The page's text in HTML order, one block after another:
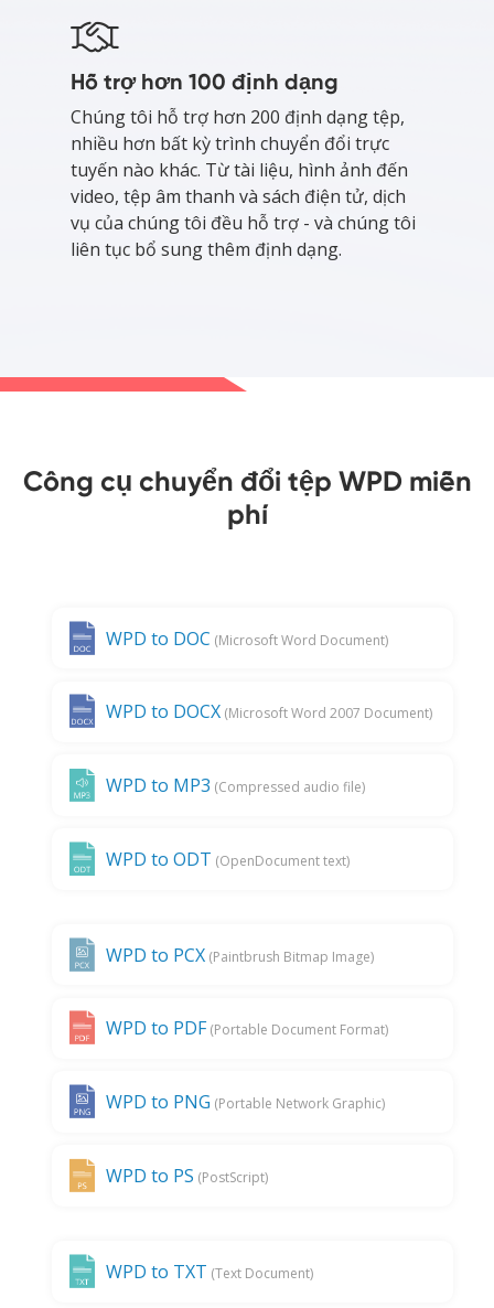
Hỗ trợ hơn 100 định dạng
Chúng tôi hỗ trợ hơn 200 định dạng tệp,
nhiều hơn bất kỳ trình chuyển đổi trực
tuyến nào khác. Từ tài liệu, hình ảnh đến
video, tệp âm thanh và sách điện tử, dịch
vụ của chúng tôi đều hỗ trợ - và chúng tôi
liên tục bổ sung thêm định dạng.
Công cụ chuyển đổi tệp WPD miễn
phí
WPD to DOC (Microsoft Word Document)
WPD to DOCX (Microsoft Word 2007 Document)
WPD to MP3 (Compressed audio file)
WPD to ODT (OpenDocument text)
WPD to PCX (Paintbrush Bitmap Image)
WPD to PDF (Portable Document Format)
WPD to PNG (Portable Network Graphic)
WPD to PS (PostScript)
WPD to TXT (Text Document)